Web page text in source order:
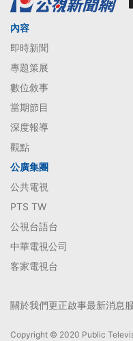
內容
即時新聞
專題策展
數位敘事
當期節目
深度報導
觀點
公廣集團
公共電視
PTS TW
公視台語台
中華電視公司
客家電視台
關於我們更正啟事最新消息
Copyright © 2020 Public